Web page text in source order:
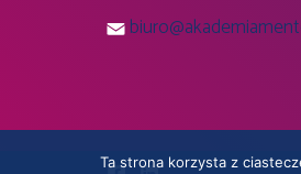
Ta strona korzysta z